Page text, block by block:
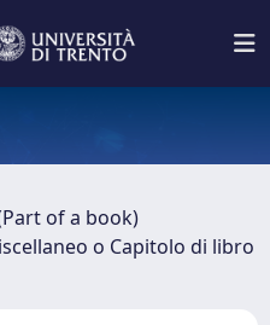
of a book)
o Capitolo di libro